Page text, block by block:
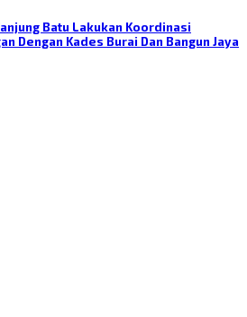
Batu Lakukan Koordinasi
Dengan Kades Burai Dan Bangun Jaya